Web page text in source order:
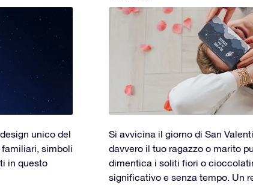
unico del
simboli
in questo
Si avvicina il giorno di San
davvero il tuo ragazzo o marito
dimentica i soliti fiori o
significativo e senza tempo. Un